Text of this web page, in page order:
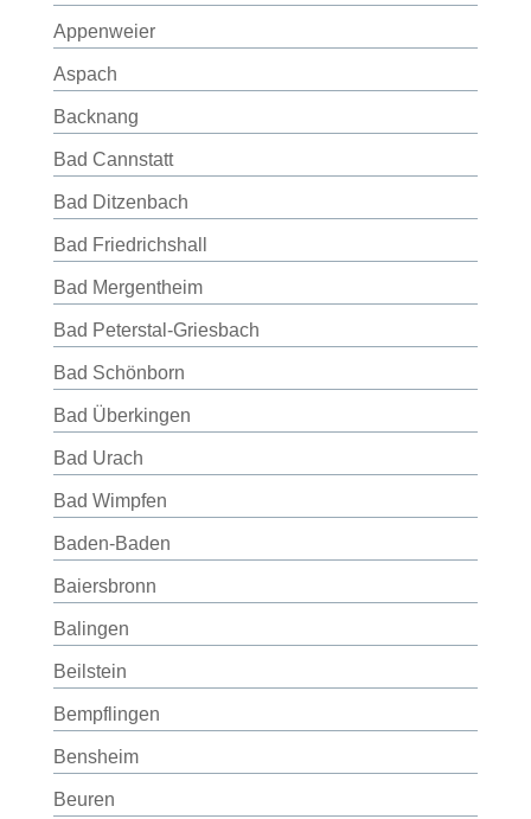
Appenweier
Aspach
Backnang
Bad Cannstatt
Bad Ditzenbach
Bad Friedrichshall
Bad Mergentheim
Bad Peterstal-Griesbach
Bad Schönborn
Bad Überkingen
Bad Urach
Bad Wimpfen
Baden-Baden
Baiersbronn
Balingen
Beilstein
Bempflingen
Bensheim
Beuren